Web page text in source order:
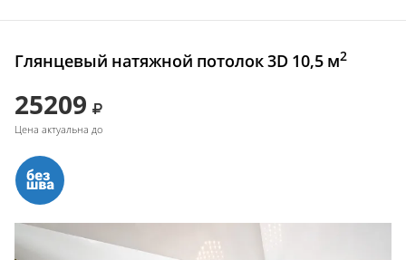
Глянцевый натяжной потолок 3D 10,5 м2
25209
Цена актуальна до